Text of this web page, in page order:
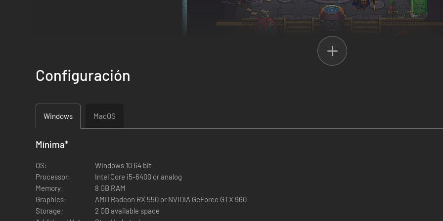
No muertos con súperpoderes.
peligros del día.
Configuración
Windows MacOS
Mínima*
OS:
Windows 10 64 bit
Processor:
Intel Core i5-6400 or analog
Memory:
8 GB RAM
Graphics:
AMD Radeon RX 550 or NVIDIA GeForce GTX 960
Storage:
2 GB available space